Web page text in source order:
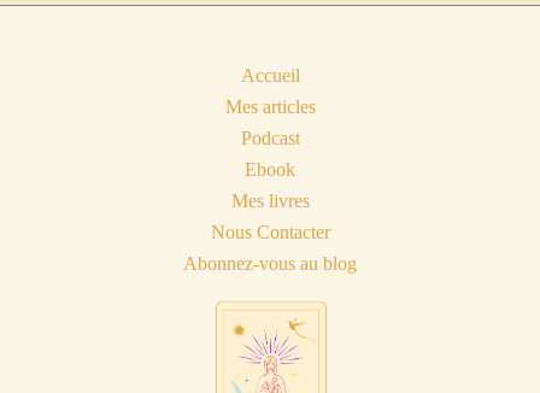
Accueil
Mes articles
Podcast
Ebook
Mes livres
Nous Contacter
Abonnez-vous au blog